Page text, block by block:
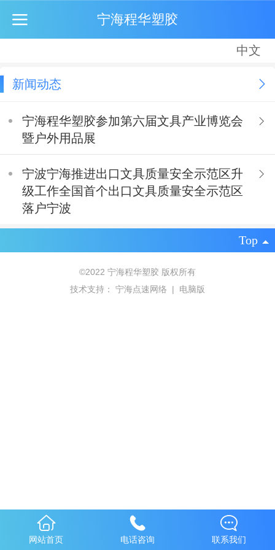
宁海程华塑胶
中文
中文
English
新闻动态
宁海程华塑胶参加第六届文具产业博览会
暨户外用品展
宁波宁海推进出口文具质量安全示范区升
级工作全国首个出口文具质量安全示范区
落户宁波
Top
©2022 宁海程华塑胶 版权所有
技术支持： 宁海点速网络 | 电脑版
网站首页 电话咨询 联系我们